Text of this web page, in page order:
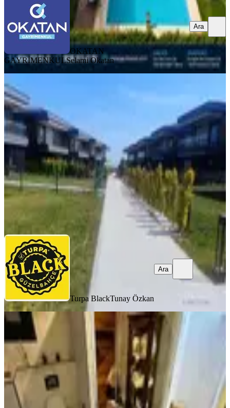
OKATAN
GAYRİMENKULSelami Okatan
Ara
Yunusemre, Gülbahçe Mahallesi
3+1·175 m² 17.07.2026
13.950.000 ₺
Tunay Özkan
Ara
Turpa BlackTunay Özkan
Ara
SİTE İÇİ
Göral Emlak'tan Güzelyurt Mah
Satılık Fırsat Triplex Villa
Yunusemre, Güzelyurt Mahallesi
300 m²·14.07.2026